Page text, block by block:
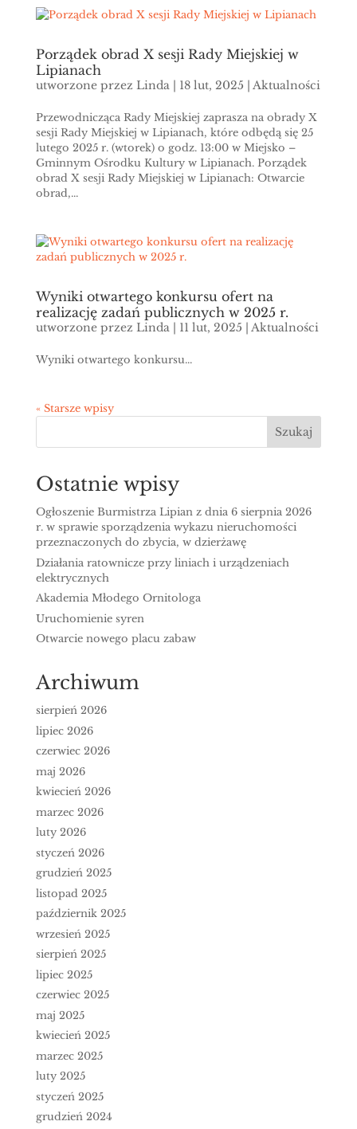
Porządek obrad X sesji Rady Miejskiej w
Lipianach
utworzone przez Linda| 18 lut, 2025 | Aktualności
Przewodnicząca Rady Miejskiej zaprasza na obrady X
sesji Rady Miejskiej w Lipianach, które odbędą się 25
lutego 2025 r. (wtorek) o godz. 13:00 w Miejsko –
Gminnym Ośrodku Kultury w Lipianach. Porządek
obrad X sesji Rady Miejskiej w Lipianach: Otwarcie
obrad,...
Wyniki otwartego konkursu ofert na
realizację zadań publicznych w 2025 r.
utworzone przez Linda| 11 lut, 2025 | Aktualności
Wyniki otwartego konkursu...
« Starsze wpisy
Szukaj
Ostatnie wpisy
Ogłoszenie Burmistrza Lipian z dnia 6 sierpnia 2026
r. w sprawie sporządzenia wykazu nieruchomości
przeznaczonych do zbycia, w dzierżawę
Działania ratownicze przy liniach i urządzeniach
elektrycznych
Akademia Młodego Ornitologa
Uruchomienie syren
Otwarcie nowego placu zabaw
Archiwum
sierpień 2026
lipiec 2026
czerwiec 2026
maj 2026
kwiecień 2026
marzec 2026
luty 2026
styczeń 2026
grudzień 2025
listopad 2025
październik 2025
wrzesień 2025
sierpień 2025
lipiec 2025
czerwiec 2025
maj 2025
kwiecień 2025
marzec 2025
luty 2025
styczeń 2025
grudzień 2024